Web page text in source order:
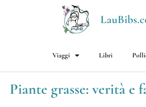
Viaggi Libri
Piante grasse: verità e